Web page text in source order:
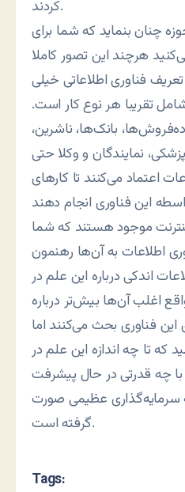
کردند.
چنان بنمايد که شما برای
هرچند اين تصور کاملا
فناوری اطلاعاتی خیلی
تقریبا هر نوع کار است.
بانک‌ها، ناشرين،
نمایندگان و وکلا حتی
اعتماد می‌کنند تا کارهای
موجود هستند که شما
اطلاعات به آن‌ها رهنمون
اندکی درباره اين علم در
اغلب آن‌ها بيش‌تر درباره
اين فناوری بحث می‌کنند اما
که تا چه اندازه اين علم در
چه قدرتی در حال پيشرفت
سرمايه‌گذاری عظيمی صورت
گرفته است.
Tags: